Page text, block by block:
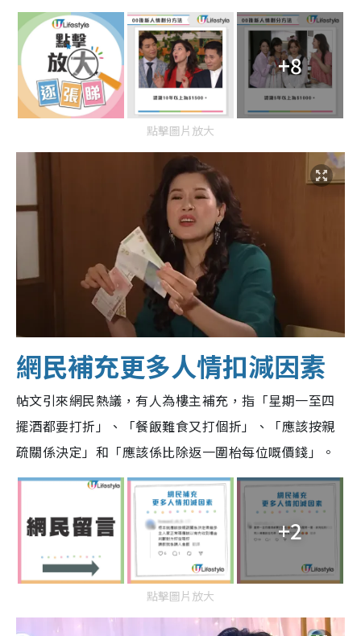
+8
點擊圖片放大
網民補充更多人情扣減因素
帖文引來網民熱議，有人為樓主補充，指「星期一至四
擺酒都要打折」、「餐飯難食又打個折」、「應該按親
疏關係決定」和「應該係比除返一圍枱每位嘅價錢」。
+2
點擊圖片放大